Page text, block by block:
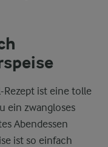
Rezept ist eine tolle
ein zwangloses
Abendessen
ist so einfach